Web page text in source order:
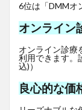
6位は「DMMオ
オンライン
オンライン診療
利用できます。
込)）
良心的な価